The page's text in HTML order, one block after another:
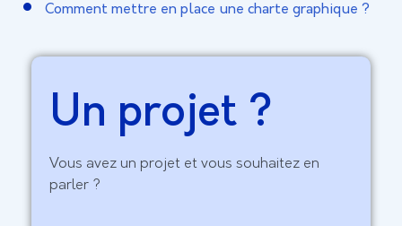
Comment mettre en place une charte graphique ?
Un projet ?
Vous avez un projet et vous souhaitez en
parler ?